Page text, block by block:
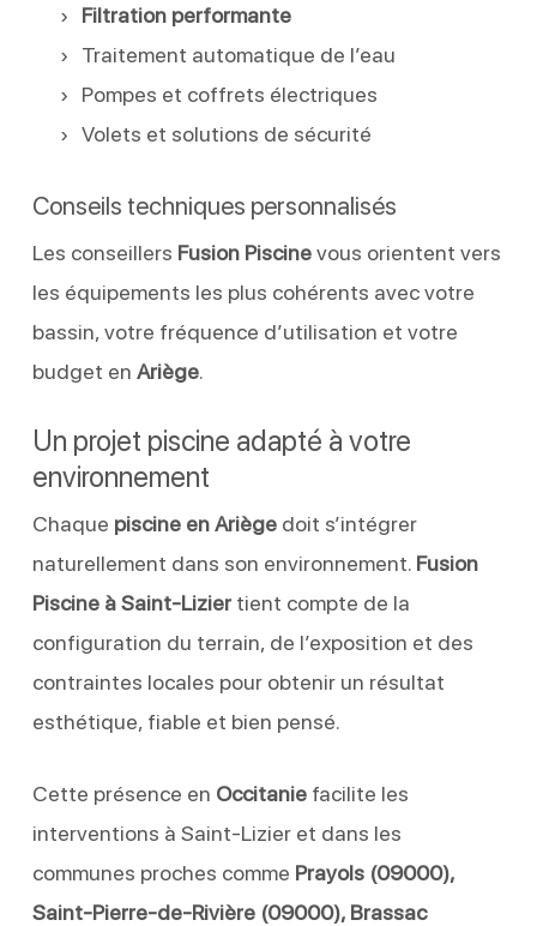
Filtration performante
Traitement automatique de l’eau
Pompes et coffrets électriques
Volets et solutions de sécurité
Conseils techniques personnalisés
Les conseillers Fusion Piscinevous orientent vers
les équipements les plus cohérents avec votre
bassin, votre fréquence d’utilisation et votre
budget en Ariège.
Un projet piscine adapté à votre
environnement
Chaque piscine en Ariègedoit s’intégrer
naturellement dans son environnement. Fusion
Piscine à Saint-Liziertient compte de la
configuration du terrain, de l’exposition et des
contraintes locales pour obtenir un résultat
esthétique, fiable et bien pensé.
Cette présence en Occitaniefacilite les
interventions à Saint-Lizier et dans les
communes proches comme Prayols (09000),
Saint-Pierre-de-Rivière (09000), Brassac